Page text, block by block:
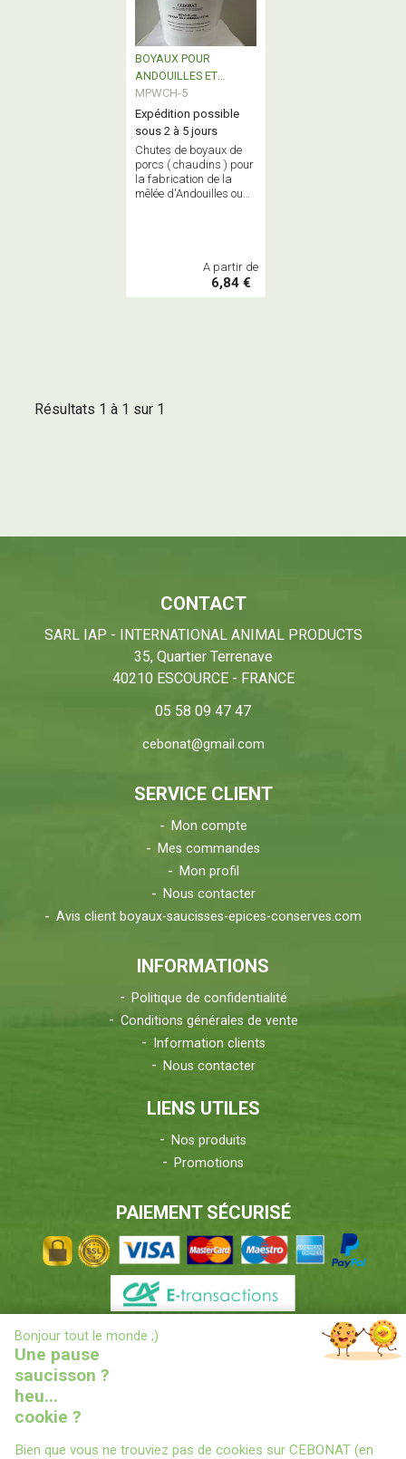
BOYAUX POUR
ANDOUILLES ET
ANDOUILLETTES
MPWCH-5
Expédition possible
sous 2 à 5 jours
Chutes de boyaux de
porcs ( chaudins ) pour
la fabrication de la
mêlée d'Andouilles ou
A partir de
6,84 €
Résultats 1 à 1 sur 1
CONTACT
SARL IAP - INTERNATIONAL ANIMAL PRODUCTS
35, Quartier Terrenave
40210 ESCOURCE - FRANCE
05 58 09 47 47
cebonat@gmail.com
SERVICE CLIENT
Mon compte
Mes commandes
Mon profil
Nous contacter
Avis client boyaux-saucisses-epices-conserves.com
INFORMATIONS
Politique de confidentialité
Conditions générales de vente
Information clients
Nous contacter
LIENS UTILES
Nos produits
Promotions
PAIEMENT SÉCURISÉ
INFORMATIONS LIVRAISONS
X
Bonjour tout le monde ;)
Une pause
saucisson ?
heu...
cookie ?
Bien que vous ne trouviez pas de cookies sur CEBONAT (en